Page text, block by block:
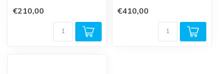
garand...
€210,00
minimale drukval en
€410,00